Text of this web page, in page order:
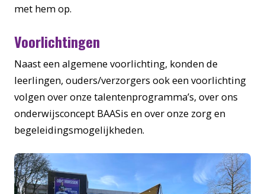
met hem op.
Voorlichtingen
Naast een algemene voorlichting, konden de
leerlingen, ouders/verzorgers ook een voorlichting
volgen over onze talentenprogramma’s, over ons
onderwijsconcept BAASis en over onze zorg en
begeleidingsmogelijkheden.